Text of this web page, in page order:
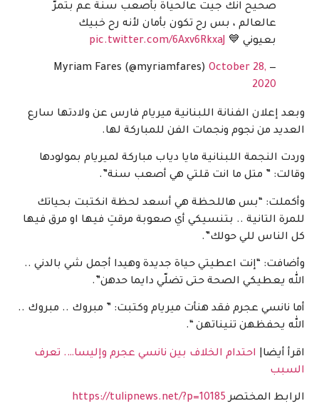
صحيح انك جيت عالحياة بأصعب سنة عم بتمرّ
عالعالم ، بس رح تكون بأمان لأنه رح خبيك
بعيوني 💙 pic.twitter.com/6Axv6RkxaJ
— Myriam Fares (@myriamfares)
October 28,
2020
وبعد إعلان الفنانة اللبنانية ميريام فارس عن ولادتها سارع
العديد من نجوم ونجمات الفن للمباركة لها.
وردت النجمة اللبنانية مايا دياب مباركة لميريام بمولودها
وقالت: ” متل ما انت قلتي هي أصعب سنة”.
وأكملت: “بس هاللحظة هي أسعد لحظة انكتبت بحياتك
للمرة التانية .. بتنسيكي أي صعوبة مرقتِ فيها او مرق فيها
كل الناس للي حولك”.
وأضافت: “إنت اعطيتي حياة جديدة وهيدا أجمل شي بالدني ..
الله يعطيكي الصحة حتى تضلّي دايما حدهن”.
أما نانسي عجرم فقد هنأت ميريام وكتبت: ” مبروك .. مبروك ..
الله يحفظهن تنيناتهن “.
اقرأ أيضا|
احتدام الخلاف بين نانسي عجرم وإليسا…. تعرف
السبب
الرابط المختصرhttps://tulipnews.net/?p=10185